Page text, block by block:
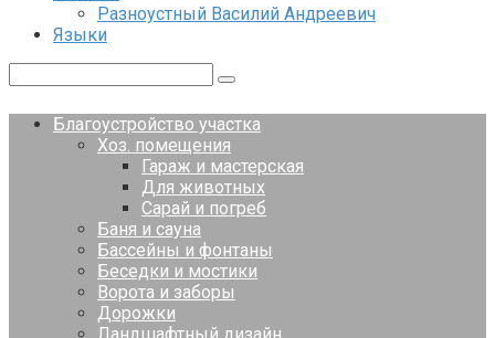
Разноустный Василий Андреевич
Языки
Благоустройство участка
Хоз. помещения
Гараж и мастерская
Для животных
Сарай и погреб
Баня и сауна
Бассейны и фонтаны
Беседки и мостики
Ворота и заборы
Дорожки